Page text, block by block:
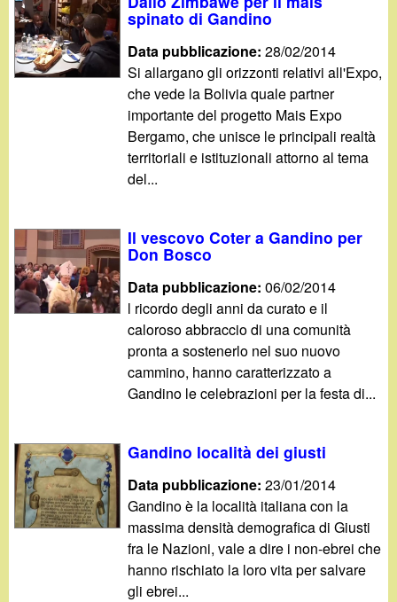
spinato di Gandino
Data pubblicazione:28/02/2014
Si allargano gli orizzonti relativi all'Expo,
che vede la Bolivia quale partner
importante del progetto Mais Expo
Bergamo, che unisce le principali realtà
territoriali e istituzionali attorno al tema
del...
Il vescovo Coter a Gandino per
Don Bosco
Data pubblicazione:06/02/2014
l ricordo degli anni da curato e il
caloroso abbraccio di una comunità
pronta a sostenerlo nel suo nuovo
cammino, hanno caratterizzato a
Gandino le celebrazioni per la festa di...
Gandino località dei giusti
Data pubblicazione:23/01/2014
Gandino è la località italiana con la
massima densità demografica di Giusti
fra le Nazioni, vale a dire i non-ebrei che
hanno rischiato la loro vita per salvare
gli ebrei...